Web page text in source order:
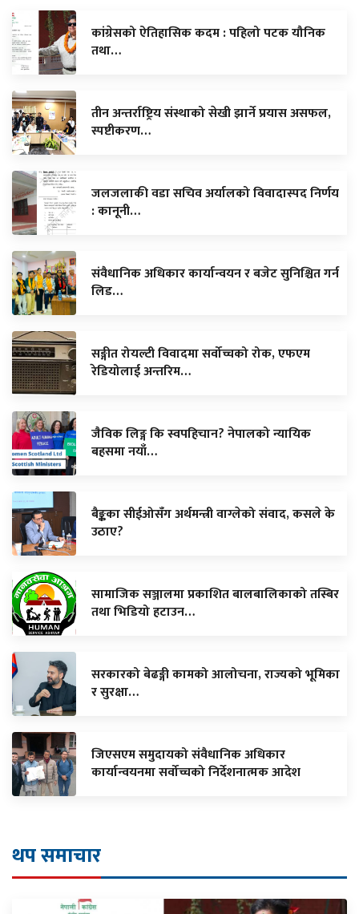
कांग्रेसको ऐतिहासिक कदम : पहिलो पटक यौनिक
तथा…
तीन अन्तर्राष्ट्रिय संस्थाको सेखी झार्ने प्रयास असफल,
स्पष्टीकरण…
जलजलाकी वडा सचिव अर्यालको विवादास्पद निर्णय
: कानूनी…
संवैधानिक अधिकार कार्यान्वयन र बजेट सुनिश्चित गर्न
लिड…
सङ्गीत रोयल्टी विवादमा सर्वोच्चको रोक, एफएम
रेडियोलाई अन्तरिम…
जैविक लिङ्ग कि स्वपहिचान? नेपालको न्यायिक
बहसमा नयाँ…
बैङ्कका सीईओसँग अर्थमन्त्री वाग्लेको संवाद, कसले के
उठाए?
सामाजिक सञ्जालमा प्रकाशित बालबालिकाको तस्बिर
तथा भिडियो हटाउन…
सरकारको बेढङ्गी कामको आलोचना, राज्यको भूमिका
र सुरक्षा…
जिएसएम समुदायको संवैधानिक अधिकार
कार्यान्वयनमा सर्वोच्चको निर्देशनात्मक आदेश
थप समाचार